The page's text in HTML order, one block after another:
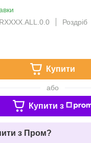
Роздріб
Купити
або
Купити з
з Пром?